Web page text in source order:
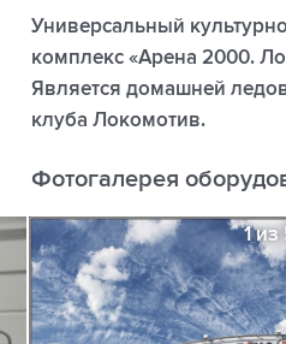
Универсальный
комплекс «Арена 2000.
Является домашней
клуба Локомотив.
Фотогалерея
1 из